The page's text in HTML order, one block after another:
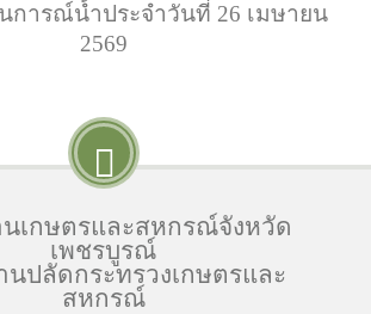
การณ์น้ำประจำวันที่ 26 เมษายน
2569
เกษตรและสหกรณ์จังหวัด
เพชรบูรณ์
นปลัดกระทรวงเกษตรและ
สหกรณ์